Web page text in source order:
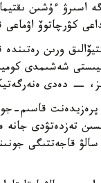
اسىرۋ ءۇشىن
كۋرچاتوۆ اۋماعى
ورىن رەتىندە
شەشىمدى
− دەدى
قاسىم-
تەزدەتۋدى جانە
سالۋ قاجەتتىگى